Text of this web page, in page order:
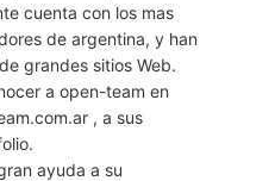
cuenta con los mas
de argentina, y han
grandes sitios Web.
a open-team en
, a sus
ayuda a su